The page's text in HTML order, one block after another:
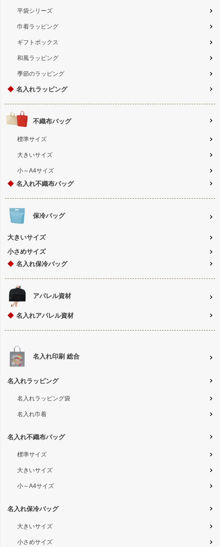
平袋シリーズ
巾着ラッピング
ギフトボックス
和風ラッピング
季節のラッピング
◆ 名入れラッピング
不織布バッグ
標準サイズ
大きいサイズ
小～A4サイズ
◆ 名入れ不織布バッグ
保冷バッグ
大きいサイズ
小さめサイズ
◆ 名入れ保冷バッグ
アパレル資材
◆ 名入れアパレル資材
名入れ印刷 総合
名入れラッピング
名入れラッピング袋
名入れ巾着
名入れ不織布バッグ
標準サイズ
大きいサイズ
小～A4サイズ
名入れ保冷バッグ
大きいサイズ
小さめサイズ